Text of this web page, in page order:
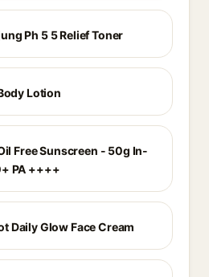
Ph 5 5 Relief Toner
Lotion
Free Sunscreen - 50g In-
PA ++++
Daily Glow Face Cream